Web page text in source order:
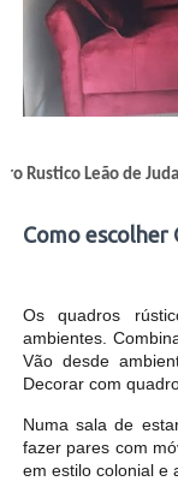
Como escolher
Os quadros
ambientes.
Vão desde
Decorar com
Numa sala de
fazer pares com
em estilo colonial e